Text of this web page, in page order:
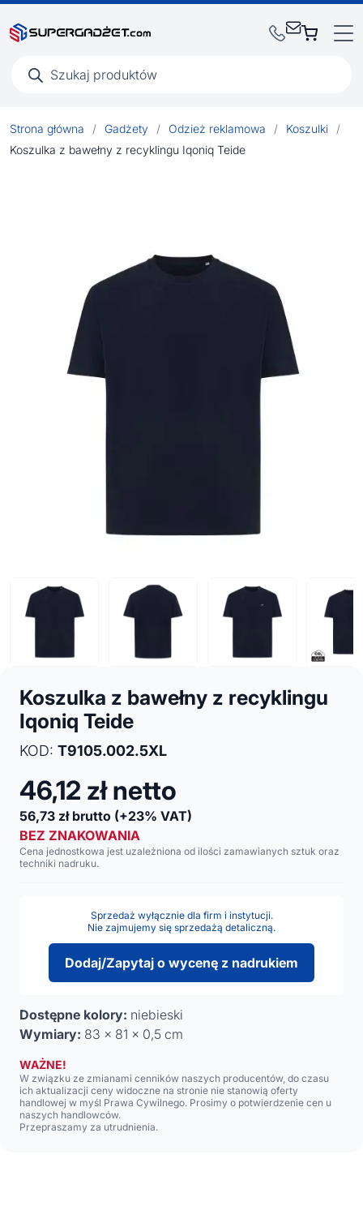
produktów
Strona główna / Gadżety / Odzież reklamowa / Koszulki
/
Koszulka z bawełny z recyklingu Iqoniq Teide
Koszulka z bawełny z recyklingu
Iqoniq Teide
KOD: T9105.002.5XL
46,12 zł netto
56,73 zł brutto (+23% VAT)
BEZ ZNAKOWANIA
Cena jednostkowa jest uzależniona od ilości zamawianych sztuk oraz
techniki nadruku.
Sprzedaż wyłącznie dla firm i instytucji.
Nie zajmujemy się sprzedażą detaliczną.
Dodaj/Zapytaj o wycenę z nadrukiem
Dostępne kolory: niebieski
Wymiary: 83 x 81 x 0,5 cm
WAŻNE!
W związku ze zmianami cenników naszych producentów, do czasu
ich aktualizacji ceny widoczne na stronie nie stanowią oferty
handlowej w myśl Prawa Cywilnego. Prosimy o potwierdzenie cen u
naszych handlowców.
Przepraszamy za utrudnienia.